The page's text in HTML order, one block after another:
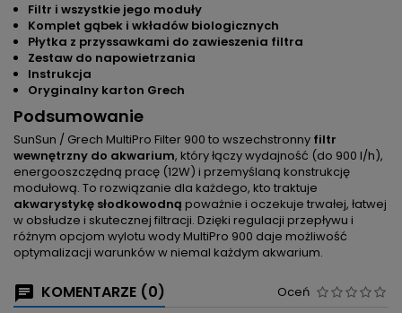
Filtr i wszystkie jego moduły
Komplet gąbek i wkładów biologicznych
Płytka z przyssawkami do zawieszenia filtra
Zestaw do napowietrzania
Instrukcja
Oryginalny karton Grech
Podsumowanie
SunSun / Grech MultiPro Filter 900 to wszechstronny filtr
wewnętrzny do akwarium, który łączy wydajność (do 900 l/h),
energooszczędną pracę (12W) i przemyślaną konstrukcję
modułową. To rozwiązanie dla każdego, kto traktuje
akwarystykę słodkowodną poważnie i oczekuje trwałej, łatwej
w obsłudze i skutecznej filtracji. Dzięki regulacji przepływu i
różnym opcjom wylotu wody MultiPro 900 daje możliwość
optymalizacji warunków w niemal każdym akwarium.
KOMENTARZE (0) Oceń